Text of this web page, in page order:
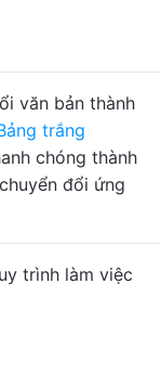
văn bản thành
trắng
chóng thành
đổi ứng
trình làm việc